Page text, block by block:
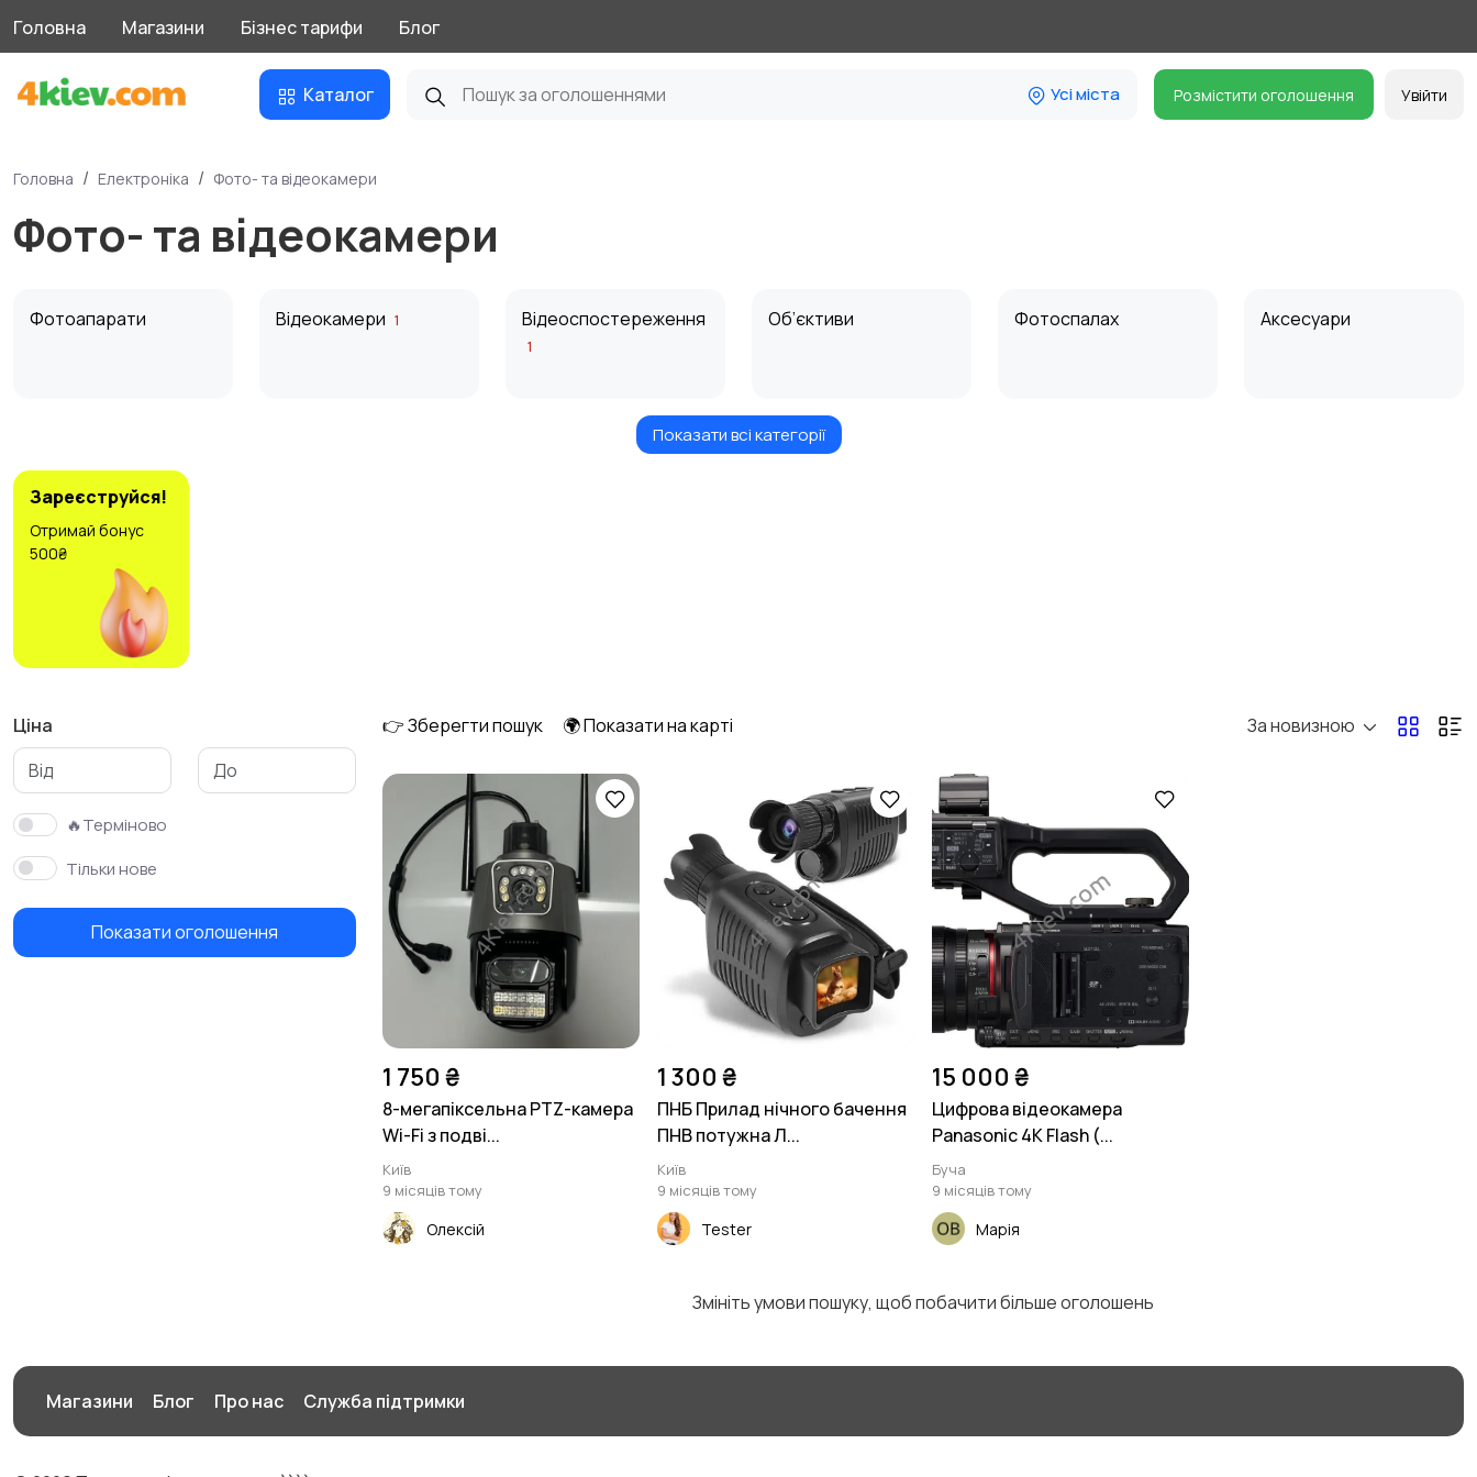
Головна Магазини Бізнес тарифи Блог
Каталог Усі міста Розмістити оголошення Увійти
Головна Електроніка Фото- та відеокамери
Фото- та відеокамери
Фотоапарати Відеокамери 1 Відеоспостереження
1
Об’єктиви Фотоспалах Аксесуари
стабілізатори
Цифрові фоторамки
Компактні
Показати всі категорії
Зареєструйся!
Отримай бонус
500₴
Ціна
🔥Терміново
Тільки нове
Показати оголошення
👉 Зберегти пошук 🌍 Показати на карті За новизною
1 750 ₴
8-мегапіксельна PTZ-камера
Wi-Fi з подві...
Київ
9 місяців тому
Олексій
1 300 ₴
ПНБ Прилад нічного бачення
ПНВ потужна Л...
Київ
9 місяців тому
Tester
15 000 ₴
Цифрова відеокамера
Panasonic 4K Flash (...
Буча
9 місяців тому
Марія
Змініть умови пошуку, щоб побачити більше оголошень
Магазини Блог Про нас Служба підтримки